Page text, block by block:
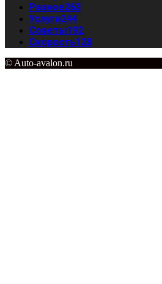
Разное263
Услуги244
Советы192
Скорость128
© Auto-avalon.ru